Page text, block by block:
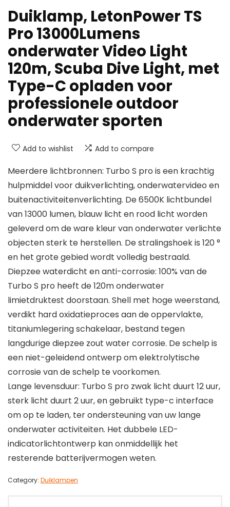
Duiklamp, LetonPower TS
Pro 13000Lumens
onderwater Video Light
120m, Scuba Dive Light, met
Type-C opladen voor
professionele outdoor
onderwater sporten
Add to wishlist Add to compare
Meerdere lichtbronnen: Turbo S pro is een krachtig
hulpmiddel voor duikverlichting, onderwatervideo en
buitenactiviteitenverlichting. De 6500K lichtbundel
van 13000 lumen, blauw licht en rood licht worden
geleverd om de ware kleur van onderwater verlichte
objecten sterk te herstellen. De stralingshoek is 120 °
en het grote gebied wordt volledig bestraald.
Diepzee waterdicht en anti-corrosie: 100% van de
Turbo S pro heeft de 120m onderwater
limietdruktest doorstaan. Shell met hoge weerstand,
verdikt hard oxidatieproces aan de oppervlakte,
titaniumlegering schakelaar, bestand tegen
langdurige diepzee zout water corrosie. De schelp is
een niet-geleidend ontwerp om elektrolytische
corrosie van de schelp te voorkomen.
Lange levensduur: Turbo S pro zwak licht duurt 12 uur,
sterk licht duurt 2 uur, en gebruikt type-c interface
om op te laden, ter ondersteuning van uw lange
onderwater activiteiten. Het dubbele LED-
indicatorlichtontwerp kan onmiddellijk het
resterende batterijvermogen weten.
Category: Duiklampen